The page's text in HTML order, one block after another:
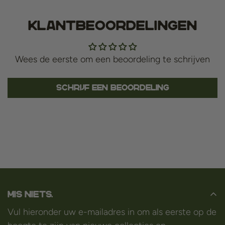
Klantbeoordelingen
Wees de eerste om een beoordeling te schrijven
Schrijf een beoordeling
Mis niets.
Vul hieronder uw e-mailadres in om als eerste op de